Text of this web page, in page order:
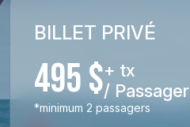
BILLET PRIVÉ
495 $+ tx
/ Passager
*minimum 2 passagers